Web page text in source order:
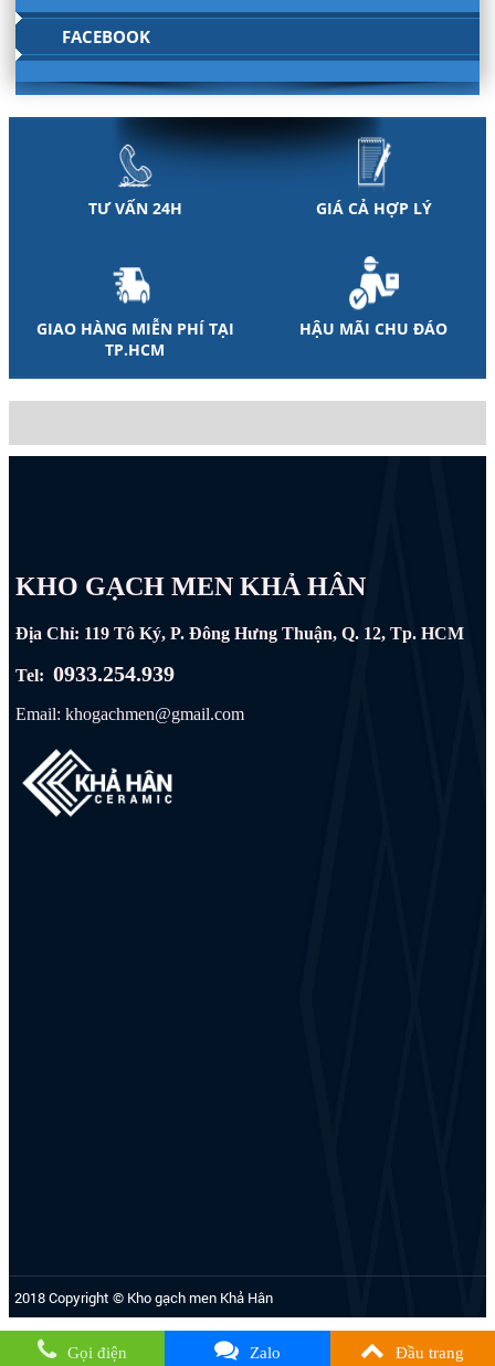
FACEBOOK
TƯ VẤN 24H GIÁ CẢ HỢP LÝ
GIAO HÀNG MIỄN PHÍ TẠI
TP.HCM
HẬU MÃI CHU ĐÁO
KHO GẠCH MEN KHẢ HÂN
Địa Chỉ: 119 Tô Ký, P. Đông Hưng Thuận, Q. 12, Tp. HCM
Tel:0933.254.939
Email: khogachmen@gmail.com
2018 Copyright © Kho gạch men Khả Hân
Gọi điện Zalo Đầu trang